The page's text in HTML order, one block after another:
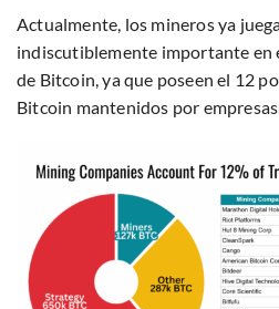
Actualmente, los mineros ya
indiscutiblemente importante en
de Bitcoin, ya que poseen el 12
Bitcoin mantenidos por